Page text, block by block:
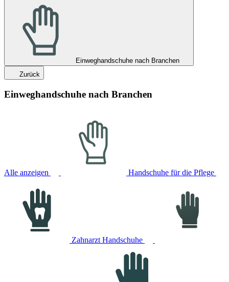
Einweghandschuhe nach Branchen
Zurück
Einweghandschuhe nach Branchen
Alle anzeigen Handschuhe für die Pflege
Zahnarzt Handschuhe